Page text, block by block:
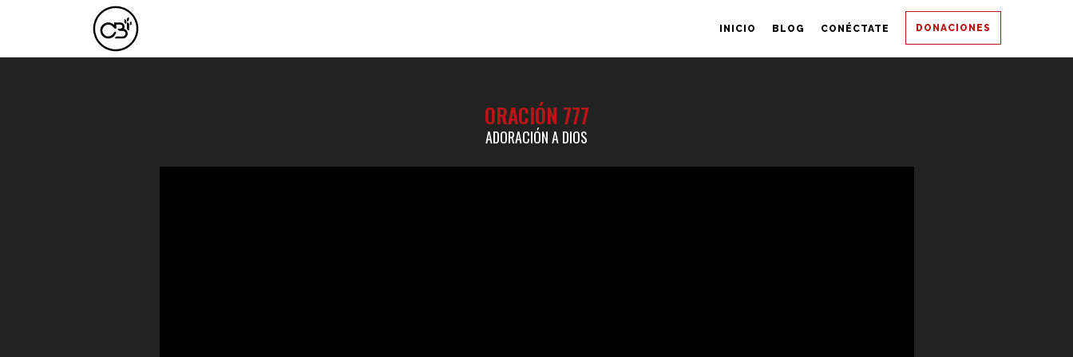
INICIO BLOG CONÉCTATE DONACIONES
ORACIÓN 777
ADORACIÓN A DIOS